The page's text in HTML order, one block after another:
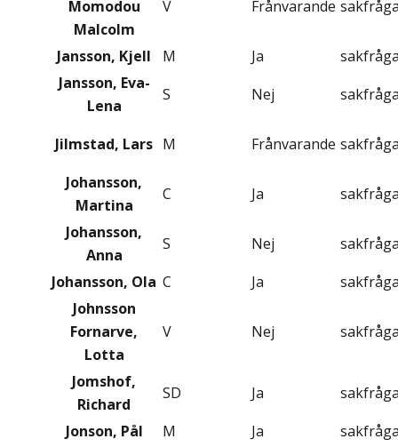
Momodou
Malcolm
V Frånvarande
Jansson, Kjell M Ja
Jansson, Eva-
Lena
S Nej
Jilmstad, Lars M Frånvarande
Johansson,
Martina
C Ja
Johansson,
Anna
S Nej
Johansson, Ola C Ja
Johnsson
Fornarve,
Lotta
V Nej
Jomshof,
Richard
SD Ja
Jonson, Pål
M Ja